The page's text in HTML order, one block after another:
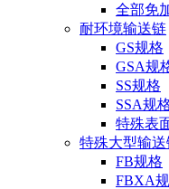
全部免
耐环境输送链
GS规格
GSA规
SS规格
SSA规
特殊表
特殊大型输送
FB规格
FBXA